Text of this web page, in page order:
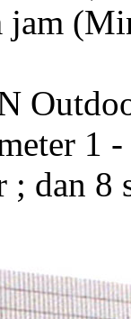
jam
1
dan 8